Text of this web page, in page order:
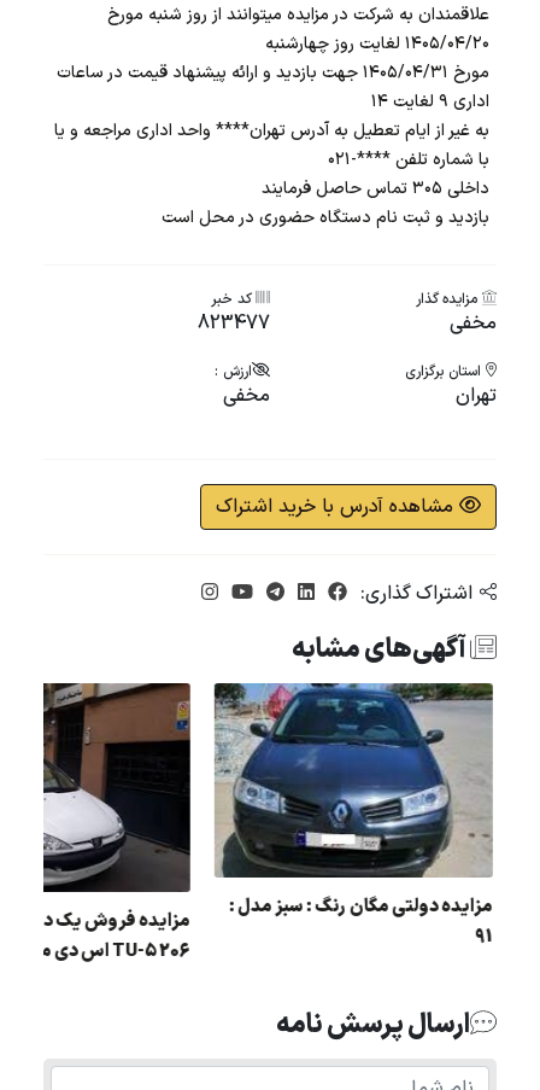
علاقمندان به شرکت در مزایده میتوانند از روز شنبه مورخ
۱۴۰۵/۰۴/۲۰ لغایت روز چهارشنبه
مورخ ۱۴۰۵/۰۴/۳۱ جهت بازدید و ارائه پیشنهاد قیمت در ساعات
اداری ۹ لغایت ۱۴
به غیر از ایام تعطیل به آدرس تهران**** واحد اداری مراجعه و یا
با شماره تلفن ****-۰۲۱
داخلی ۳۰۵ تماس حاصل فرمایند
بازدید و ثبت نام دستگاه حضوری در محل است
مزایده گذار
مخفی
کد خبر
823477
استان برگزاری
تهران
ارزش :
مخفی
مشاهده آدرس با خرید اشتراک
اشتراک گذاری:
آگهی‌های مشابه
مزایده فروش یک
206 5-TU اس دی مدل 90
مزایده دولتی مگان رنگ : سبز مدل :
91
ارسال پرسش نامه